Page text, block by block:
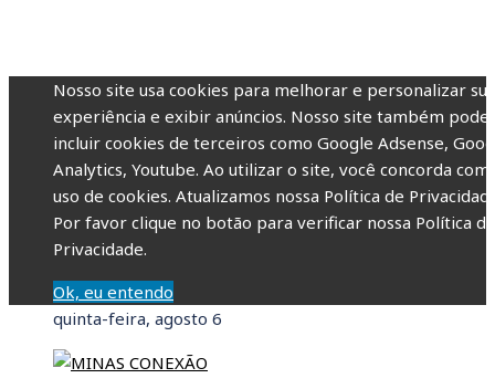
Nosso site usa cookies para melhorar e personalizar sua
experiência e exibir anúncios. Nosso site também pode
incluir cookies de terceiros como Google Adsense,
Analytics, Youtube. Ao utilizar o site, você concorda com
uso de cookies. Atualizamos nossa Política de
Por favor clique no botão para verificar nossa Política de
Privacidade.
Ok, eu entendo
quinta-feira, agosto 6